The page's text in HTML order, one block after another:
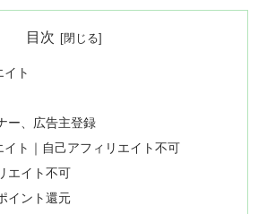
目次
ト
ー、広告主登録
イト｜自己アフィリエイト不可
エイト不可
イント還元